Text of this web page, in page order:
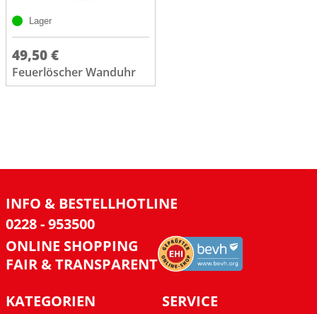
Lager
49,50 €
Feuerlöscher Wanduhr
INFO & BESTELLHOTLINE
0228 - 953500
ONLINE SHOPPING
FAIR & TRANSPARENT
KATEGORIEN
SERVICE